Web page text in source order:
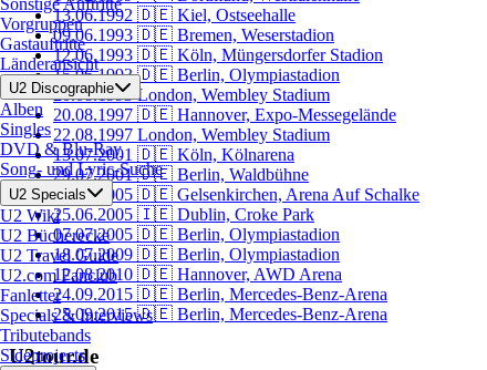
Sonstige Auftritte
Vorgruppen
Gastauftritte
Länderansicht
U2 Discographie
Alben
Singles
DVD & Blu-Ray
Song- und Lyric-Suche
U2 Specials
U2 Wiki
U2 Bücherecke
U2 Travel Guide
U2.com Fanclub
Fanletter
Specials & Interviews
Tributebands
Sideprojects
13.06.1992 🇩🇪 Kiel, Ostseehalle
09.06.1993 🇩🇪 Bremen, Weserstadion
12.06.1993 🇩🇪 Köln, Müngersdorfer Stadion
15.06.1993🇩🇪 Berlin, Olympiastadion
20.08.1993London, Wembley Stadium
20.08.1997 🇩🇪 Hannover, Expo-Messegelände
22.08.1997 London, Wembley Stadium
13.07.2001 🇩🇪 Köln, Kölnarena
29.07.2001🇩🇪 Berlin, Waldbühne
12.06.2005 🇩🇪 Gelsenkirchen, Arena Auf Schalke
25.06.2005 🇮🇪 Dublin, Croke Park
07.07.2005 🇩🇪 Berlin, Olympiastadion
18.07.2009 🇩🇪 Berlin, Olympiastadion
12.08.2010 🇩🇪 Hannover, AWD Arena
24.09.2015 🇩🇪 Berlin, Mercedes-Benz-Arena
25.09.2015🇩🇪 Berlin, Mercedes-Benz-Arena
U2tour.de